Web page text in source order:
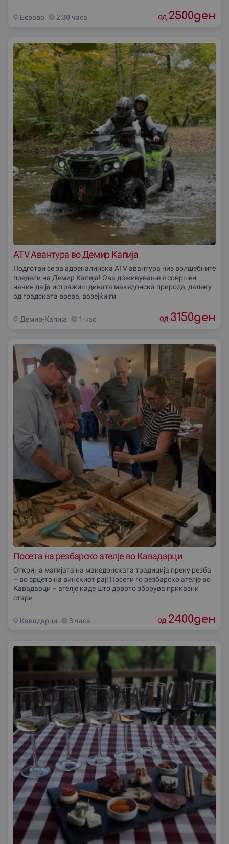
Берово 2:30 часа од 2500ден
ATV Авантура во Демир Капија
Подготви се за адреналинска ATV авантура низ волшебните
предели на Демир Капија! Ова доживување е совршен
начин да ја истражиш дивата македонска природа, далеку
од градската врева, возејќи ги
Демир-Капиjа 1 час од 3150ден
Посета на резбарско ателје во Кавадарци
Откриј ја магијата на македонската традиција преку резба
– во срцето на винскиот рај! Посети го резбарско ателје во
Кавадарци – ателје каде што дрвото зборува приказни
стари
Кавадарци 3 часа од 2400ден